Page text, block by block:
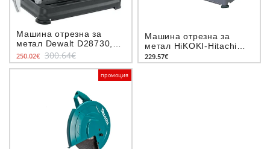
Машина отрезна за
метал Dewalt D28730,
2300W, 355мм
250.02€ 300.64€
Машина отрезна за
метал HiKOKI-Hitachi
CC14SF, 2000W, 355мм
229.57€
промоция